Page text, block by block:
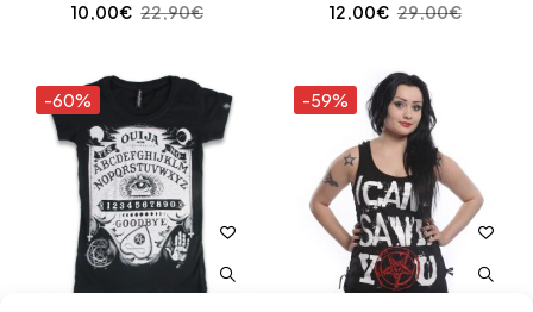
22,90€
10,00€
29,00€
12,00€
-60% -59%